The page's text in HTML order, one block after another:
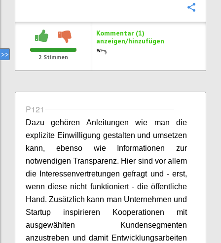
2 Stimmen
Kommentar (1)
anzeigen/hinzufügen
P121
Dazu gehören Anleitungen wie man die
explizite Einwilligung gestalten und umsetzen
kann, ebenso wie Informationen zur
notwendigen Transparenz. Hier sind vor allem
die Interessenvertretungen gefragt und - erst,
wenn diese nicht funktioniert - die öffentliche
Hand. Zusätzlich kann man Unternehmen und
Startup inspirieren Kooperationen mit
ausgewählten Kundensegmenten
anzustreben und damit Entwicklungsarbeiten